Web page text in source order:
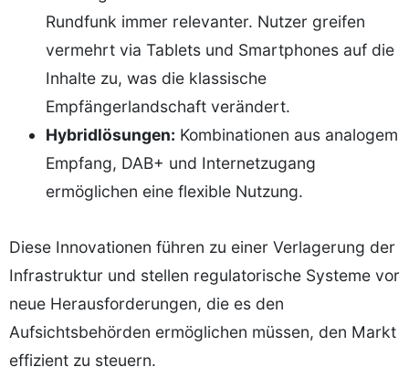
Rundfunk immer relevanter. Nutzer greifen
vermehrt via Tablets und Smartphones auf die
Inhalte zu, was die klassische
Empfängerlandschaft verändert.
Hybridlösungen: Kombinationen aus analogem
Empfang, DAB+ und Internetzugang
ermöglichen eine flexible Nutzung.
Diese Innovationen führen zu einer Verlagerung der
Infrastruktur und stellen regulatorische Systeme vor
neue Herausforderungen, die es den
Aufsichtsbehörden ermöglichen müssen, den Markt
effizient zu steuern.